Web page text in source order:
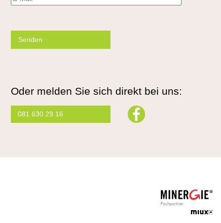
leave
this
Oder melden Sie sich direkt bei uns:
081 630 29 16